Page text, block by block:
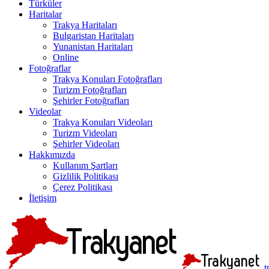
Türküler
Haritalar
Trakya Haritaları
Bulgaristan Haritaları
Yunanistan Haritaları
Online
Fotoğraflar
Trakya Konuları Fotoğrafları
Turizm Fotoğrafları
Şehirler Fotoğrafları
Videolar
Trakya Konuları Videoları
Turizm Videoları
Şehirler Videoları
Hakkımızda
Kullanım Şartları
Gizlilik Politikası
Çerez Politikası
İletişim